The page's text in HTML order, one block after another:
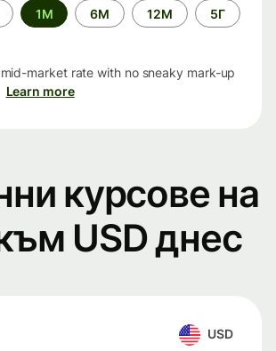
1М 6М 12М 5Г
market rate with no sneaky mark-up
Learn more
курсове на
USD днес
USD